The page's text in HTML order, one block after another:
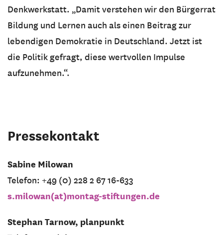
Denkwerkstatt. „Damit verstehen wir den Bürgerrat
Bildung und Lernen auch als einen Beitrag zur
lebendigen Demokratie in Deutschland. Jetzt ist
die Politik gefragt, diese wertvollen Impulse
aufzunehmen.“.
Pressekontakt
Sabine Milowan
Telefon: +49 (0) 228 2 67 16-633
s.milowan(at)montag-stiftungen.de
Stephan Tarnow, planpunkt